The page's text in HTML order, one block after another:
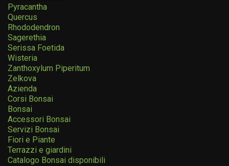
Pyracantha
Quercus
Rhododendron
Sagerethia
Serissa Foetida
Wisteria
Zanthoxylum Piperitum
Zelkova
Azienda
Corsi Bonsai
Bonsai
Accessori Bonsai
Servizi Bonsai
Fiori e Piante
Terrazzi e giardini
Catalogo Bonsai disponibili